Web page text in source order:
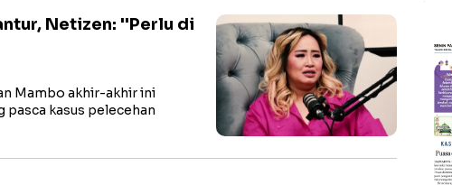
Netizen: ''Perlu di
Mambo akhir-akhir ini
kasus pelecehan